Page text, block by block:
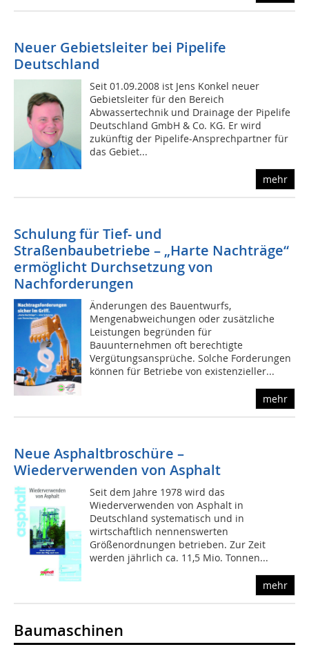
Neuer Gebietsleiter bei Pipelife
Deutschland
Seit 01.09.2008 ist Jens Konkel neuer
Gebietsleiter für den Bereich
Abwassertechnik und Drainage der Pipelife
Deutschland GmbH & Co. KG. Er wird
zukünftig der Pipelife-Ansprechpartner für
das Gebiet...
mehr
Schulung für Tief- und
Straßenbaubetriebe – „Harte Nachträge“
ermöglicht Durchsetzung von
Nachforderungen
Änderungen des Bauentwurfs,
Mengenabweichungen oder zusätzliche
Leistungen begründen für
Bauunternehmen oft berechtigte
Vergütungsansprüche. Solche Forderungen
können für Betriebe von existenzieller...
mehr
Neue Asphaltbroschüre –
Wiederverwenden von Asphalt
Seit dem Jahre 1978 wird das
Wiederverwenden von Asphalt in
Deutschland systematisch und in
wirtschaftlich nennenswerten
Größenordnungen betrieben. Zur Zeit
werden jährlich ca. 11,5 Mio. Tonnen...
mehr
Baumaschinen